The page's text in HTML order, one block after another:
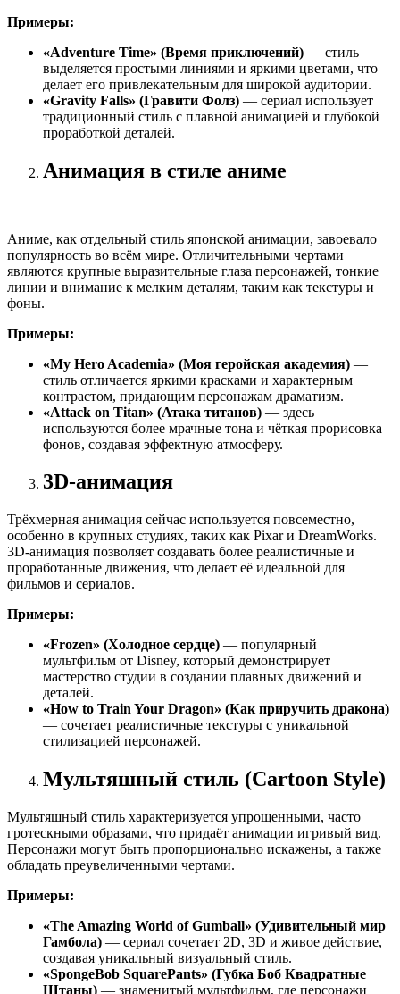
Примеры:
«Adventure Time» (Время приключений) — стиль
выделяется простыми линиями и яркими цветами, что
делает его привлекательным для широкой аудитории.
«Gravity Falls» (Гравити Фолз) — сериал использует
традиционный стиль с плавной анимацией и глубокой
проработкой деталей.
Анимация в стиле аниме
Аниме, как отдельный стиль японской анимации, завоевало
популярность во всём мире. Отличительными чертами
являются крупные выразительные глаза персонажей, тонкие
линии и внимание к мелким деталям, таким как текстуры и
фоны.
Примеры:
«My Hero Academia» (Моя геройская академия) —
стиль отличается яркими красками и характерным
контрастом, придающим персонажам драматизм.
«Attack on Titan» (Атака титанов) — здесь
используются более мрачные тона и чёткая прорисовка
фонов, создавая эффектную атмосферу.
3D-анимация
Трёхмерная анимация сейчас используется повсеместно,
особенно в крупных студиях, таких как Pixar и DreamWorks.
3D-анимация позволяет создавать более реалистичные и
проработанные движения, что делает её идеальной для
фильмов и сериалов.
Примеры:
«Frozen» (Холодное сердце) — популярный
мультфильм от Disney, который демонстрирует
мастерство студии в создании плавных движений и
деталей.
«How to Train Your Dragon» (Как приручить дракона)
— сочетает реалистичные текстуры с уникальной
стилизацией персонажей.
Мультяшный стиль (Cartoon Style)
Мультяшный стиль характеризуется упрощенными, часто
гротескными образами, что придаёт анимации игривый вид.
Персонажи могут быть пропорционально искажены, а также
обладать преувеличенными чертами.
Примеры:
«The Amazing World of Gumball» (Удивительный мир
Гамбола) — сериал сочетает 2D, 3D и живое действие,
создавая уникальный визуальный стиль.
«SpongeBob SquarePants» (Губка Боб Квадратные
Штаны) — знаменитый мультфильм, где персонажи